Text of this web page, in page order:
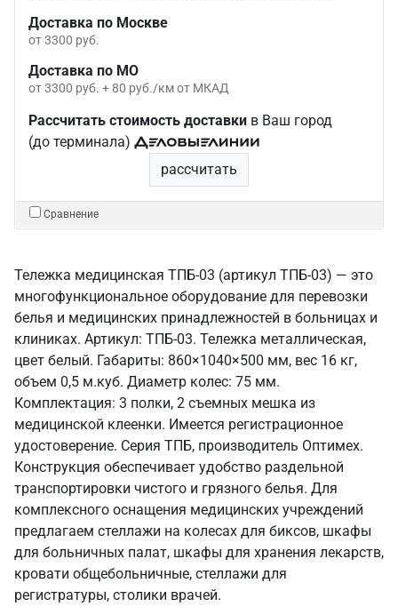
Доставка по Москве
от 3300 руб.
Доставка по МО
от 3300 руб. + 80 руб./км от МКАД
Рассчитать стоимость доставки в Ваш город
(до терминала)
рассчитать
Сравнение
Тележка медицинская ТПБ-03 (артикул ТПБ-03) — это
многофункциональное оборудование для перевозки
белья и медицинских принадлежностей в больницах и
клиниках. Артикул: ТПБ-03. Тележка металлическая,
цвет белый. Габариты: 860×1040×500 мм, вес 16 кг,
объем 0,5 м.куб. Диаметр колес: 75 мм.
Комплектация: 3 полки, 2 съемных мешка из
медицинской клеенки. Имеется регистрационное
удостоверение. Серия ТПБ, производитель Оптимех.
Конструкция обеспечивает удобство раздельной
транспортировки чистого и грязного белья. Для
комплексного оснащения медицинских учреждений
предлагаем стеллажи на колесах для биксов, шкафы
для больничных палат, шкафы для хранения лекарств,
кровати общебольничные, стеллажи для
регистратуры, столики врачей.